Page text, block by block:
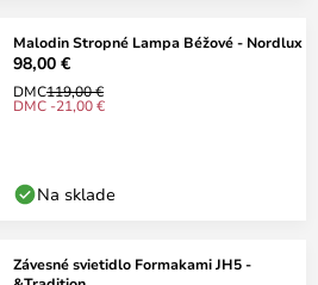
Malodin Stropné Lampa Béžové - Nordlux
98,00 €
DMC119,00 €
DMC -21,00 €
Na sklade
Závesné svietidlo Formakami JH5 -